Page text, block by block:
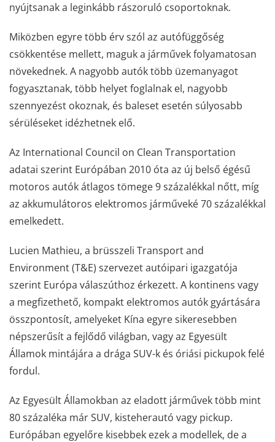
nyújtsanak a leginkább rászoruló csoportoknak.
Miközben egyre több érv szól az autófüggőség
csökkentése mellett, maguk a járművek folyamatosan
növekednek. A nagyobb autók több üzemanyagot
fogyasztanak, több helyet foglalnak el, nagyobb
szennyezést okoznak, és baleset esetén súlyosabb
sérüléseket idézhetnek elő.
Az International Council on Clean Transportation
adatai szerint Európában 2010 óta az új belső égésű
motoros autók átlagos tömege 9 százalékkal nőtt, míg
az akkumulátoros elektromos járműveké 70 százalékkal
emelkedett.
Lucien Mathieu, a brüsszeli Transport and
Environment (T&E) szervezet autóipari igazgatója
szerint Európa válaszúthoz érkezett. A kontinens vagy
a megfizethető, kompakt elektromos autók gyártására
összpontosít, amelyeket Kína egyre sikeresebben
népszerűsít a fejlődő világban, vagy az Egyesült
Államok mintájára a drága SUV-k és óriási pickupok felé
fordul.
Az Egyesült Államokban az eladott járművek több mint
80 százaléka már SUV, kisteherautó vagy pickup.
Európában egyelőre kisebbek ezek a modellek, de a